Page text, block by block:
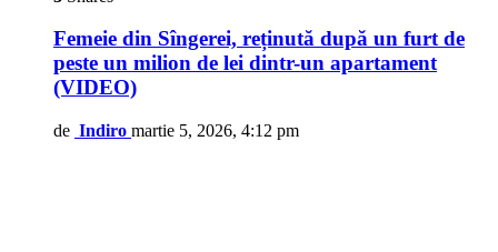
Femeie din Sîngerei, reținută după un furt de
peste un milion de lei dintr-un apartament
(VIDEO)
de Indiro martie 5, 2026, 4:12 pm